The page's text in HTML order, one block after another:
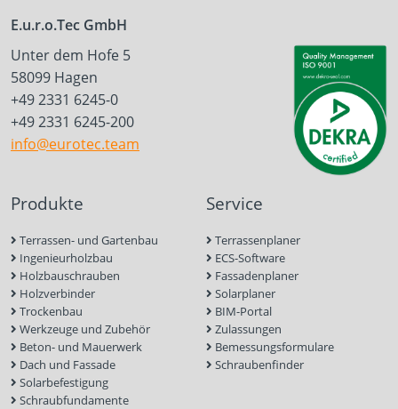
E.u.r.o.Tec GmbH
Unter dem Hofe 5
58099 Hagen
+49 2331 6245-0
+49 2331 6245-200
info@eurotec.team
Produkte
Terrassen- und Gartenbau
Ingenieurholzbau
Holzbauschrauben
Holzverbinder
Trockenbau
Werkzeuge und Zubehör
Beton- und Mauerwerk
Dach und Fassade
Solarbefestigung
Schraubfundamente
Service
Terrassenplaner
ECS-Software
Fassadenplaner
Solarplaner
BIM-Portal
Zulassungen
Bemessungsformulare
Schraubenfinder